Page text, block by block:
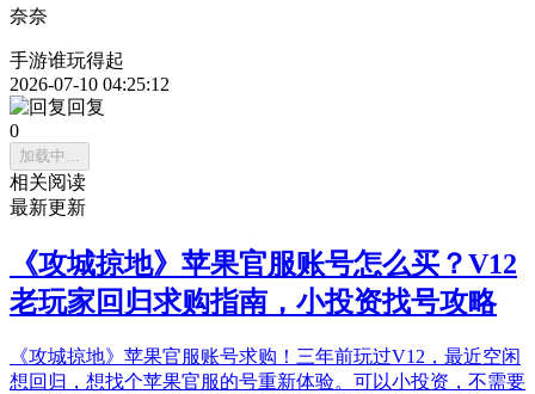
奈奈
手游谁玩得起
2026-07-10 04:25:12
回复
0
加载中...
相关阅读
最新更新
《攻城掠地》苹果官服账号怎么买？V12
老玩家回归求购指南，小投资找号攻略
《攻城掠地》苹果官服账号求购！三年前玩过V12，最近空闲
想回归，想找个苹果官服的号重新体验。可以小投资，不需要